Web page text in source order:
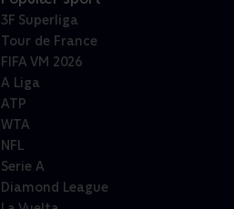
3F Superliga
Tour de France
FIFA VM 2026
A Liga
ATP
WTA
NFL
Serie A
Diamond League